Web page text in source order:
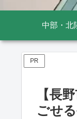
中部・北
PR
【長
ごせ